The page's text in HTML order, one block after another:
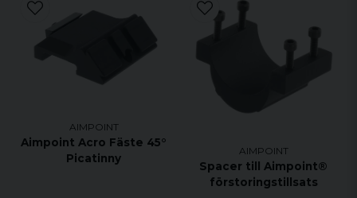
AIMPOINT
Aimpoint Acro Fäste 45°
Picatinny
AIMPOINT
Spacer till Aimpoint®
förstoringstillsats